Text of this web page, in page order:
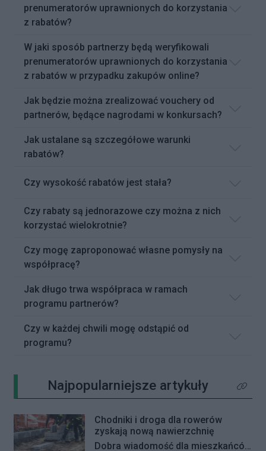
prenumeratorów uprawnionych do korzystania
z rabatów?
W jaki sposób partnerzy będą weryfikowali
prenumeratorów uprawnionych do korzystania
z rabatów w przypadku zakupów online?
Jak będzie można zrealizować vouchery od
partnerów, będące nagrodami w konkursach?
Jak ustalane są szczegółowe warunki
rabatów?
Czy wysokość rabatów jest stała?
Czy rabaty są jednorazowe czy można z nich
korzystać wielokrotnie?
Czy mogę zaproponować własne pomysły na
współpracę?
Jak długo trwa współpraca w ramach
programu partnerów?
Czy w każdej chwili mogę odstąpić od
programu?
Najpopularniejsze artykuły Kliknij
Chodniki i droga dla rowerów
zyskają nową nawierzchnię
Dobra wiadomość dla mieszkańców